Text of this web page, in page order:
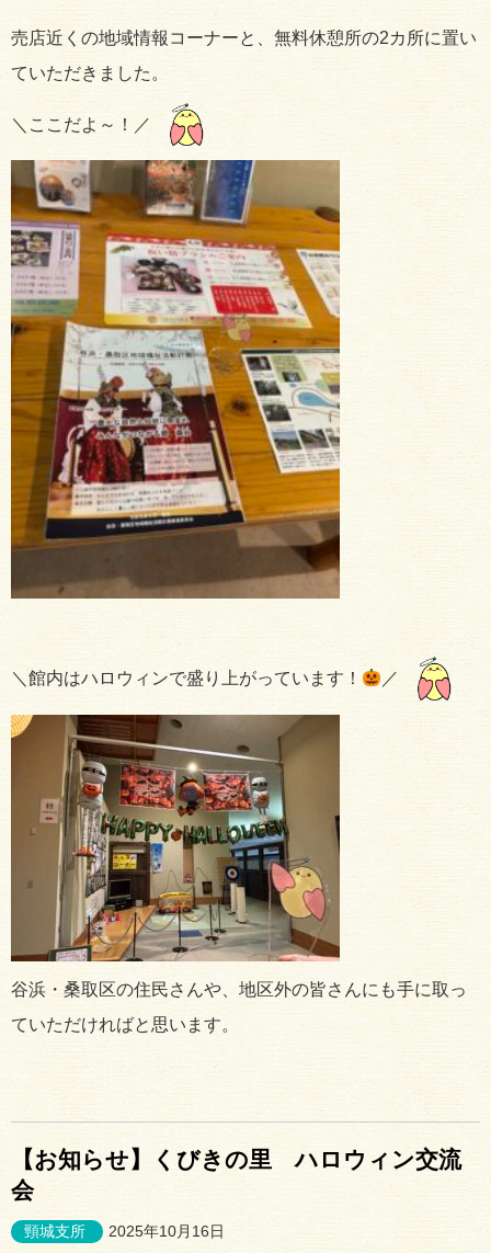
売店近くの地域情報コーナーと、無料休憩所の2カ所に置い
ていただきました。
＼ここだよ～！／
＼館内はハロウィンで盛り上がっています！ ／
谷浜・桑取区の住民さんや、地区外の皆さんにも手に取っ
ていただければと思います。
【お知らせ】くびきの里 ハロウィン交流
会
頸城支所 2025年10月16日